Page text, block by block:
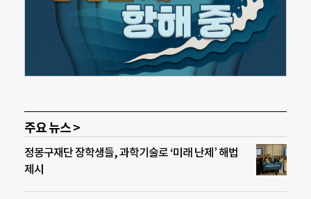
주요 뉴스 >
정몽구재단 장학생들, 과학기술로 ‘미래 난제’ 해법
제시